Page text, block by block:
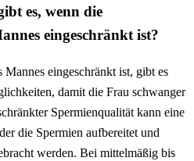
es, wenn die
eingeschränkt ist?
eingeschränkt ist, gibt es
damit die Frau schwanger
Spermienqualität kann eine
die Spermien aufbereitet und
werden. Bei mittelmäßig bis